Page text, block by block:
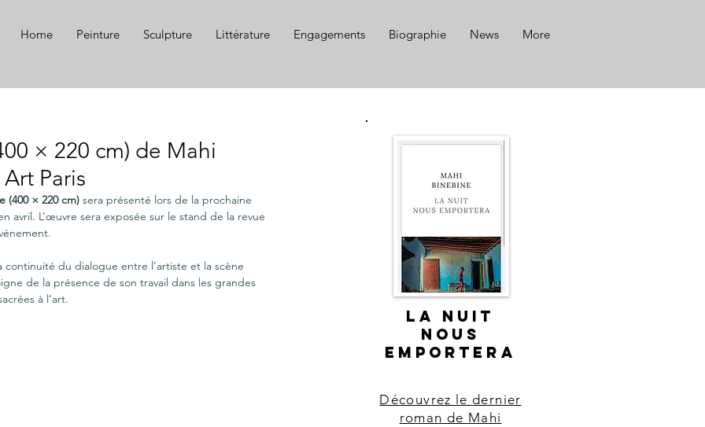
Home Peinture Sculpture Littérature Engagements Biographie News More
LA NUIT
NOUS
EMPORTERA
Découvrez le dernier
roman de Mahi
× 220 cm) de Mahi
Paris
(400 × 220 cm) sera présenté lors de la prochaine
avril. L’œuvre sera exposée sur le stand de la revue
continuité du dialogue entre l’artiste et la scène
de la présence de son travail dans les grandes
à l’art.